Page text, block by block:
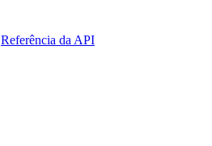
Referência da API